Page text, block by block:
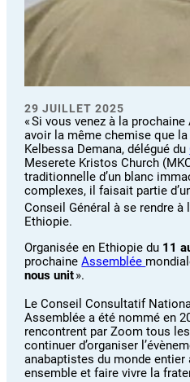
29 JUILLET 2025
« Si vous venez à la
avoir la même chemise que la
Kelbessa Demana, délégué du
Meserete Kristos Church
traditionnelle d’un blanc
complexes, il faisait partie
Conseil Général à se rendre à
Ethiopie.
Organisée en Ethiopie du 11
prochaineAssemblée
nous unit».
Le Conseil Consultatif
Assemblée a été nommé en
rencontrent par Zoom tous
continuer d’organiser
anabaptistes du monde
ensemble et faire vivre la